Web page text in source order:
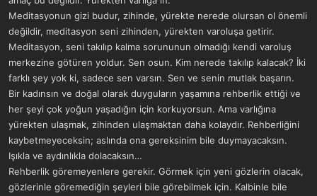
Meditasyonun gizi budur, zihinde, yürekte nerede olursan ol önemli
değildir, meditasyon seni zihinden, yürekten varoluşa getirir.
Meditasyon, seni takılıp kalma sorununun olmadığı kendi varoluş
merkezine götüren yoldur. Sen osun. Kim nerede takılıp kalacak? İki
farklı şey yok ki, sadece sen varsın. Sen ve senin mutlak başarın.
Bir kadınsın ve doğal olarak duyguların yaşamına rehberlik ettiği ve
her şeyi çok yoğun yaşadığın için korkuyorsun. Ama varlığına
yürekten ulaşmak, zihinden ulaşmaktan daha kolaydır. Rehberliğini
kaybetmeyeceksin; aslında ona gereksinim bile duymayacaksın.
Işıkla ve aydınlıkla dolacaksın…
Rehberlik göremeyenlere gerekir. Görmek için yeni gözlerin olacak,
gözlerinle göremediğin şeyleri bile görebilmek için. Kalbinle bile